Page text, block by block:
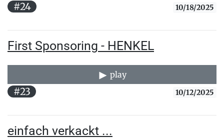
#24 10/18/2025
First Sponsoring - HENKEL
play
#23 10/12/2025
einfach verkackt ...